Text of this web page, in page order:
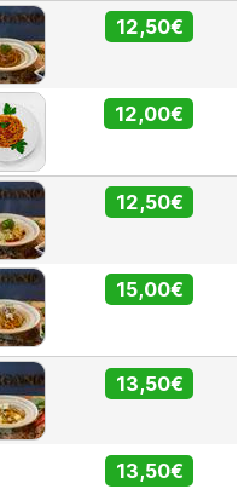
12,50€
12,00€
12,50€
15,00€
13,50€
13,50€